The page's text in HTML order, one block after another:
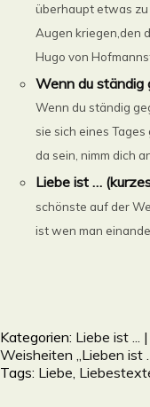
überhaupt etwas zu
Augen kriegen,den
Hugo von
Wenn du ständig
Wenn du ständig
sie sich eines
da sein, nimm dich an,
Liebe ist …
schönste auf der
ist wen man
Kategorien: Liebe ist ...
Weisheiten „Lieben ist
Tags: Liebe